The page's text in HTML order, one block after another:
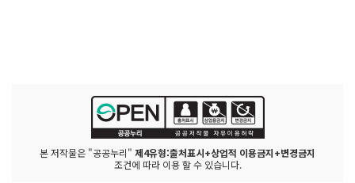
본 저작물은 "공공누리" 제4유형:출처표시+상업적 이용금지+변경금지
조건에 따라 이용 할 수 있습니다.